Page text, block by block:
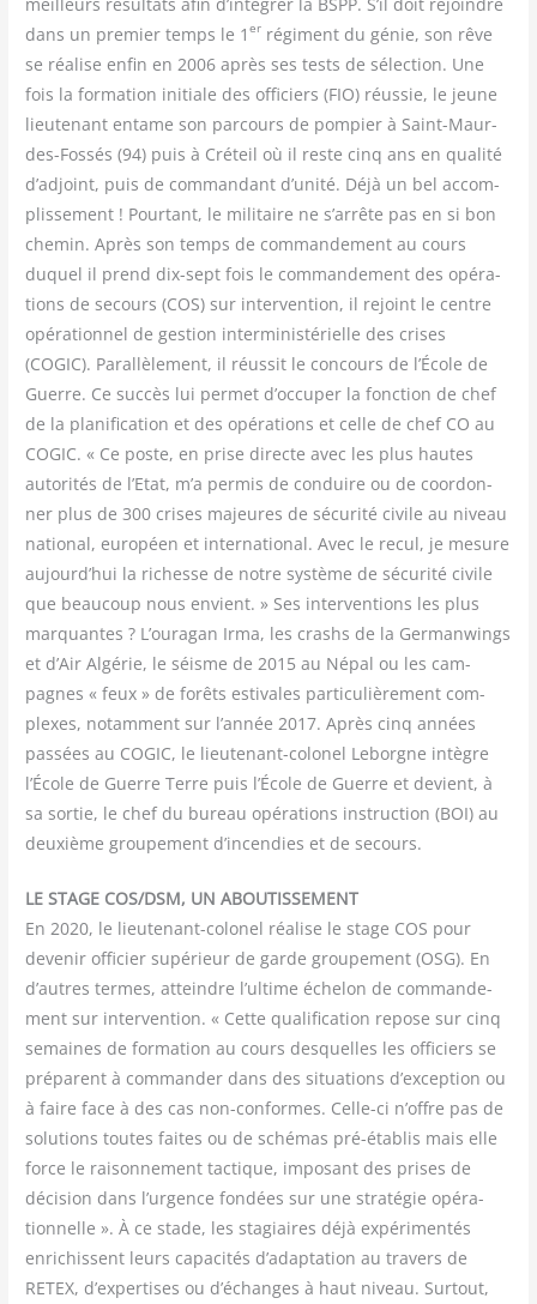
dans un pre­mier temps le 1er régi­ment du génie, son rêve
se réa­lise enfin en 2006 après ses tests de sélec­tion. Une
fois la for­ma­tion ini­tiale des offi­ciers (FIO) réus­sie, le jeune
lieu­te­nant entame son par­cours de pom­pier à Saint-Maur-
des-Fos­sés (94) puis à Cré­teil où il reste cinq ans en qua­li­té
d’adjoint, puis de com­man­dant d’unité. Déjà un bel accom­
plis­se­ment ! Pour­tant, le mili­taire ne s’arrête pas en si bon
che­min. Après son temps de com­man­de­ment au cours
duquel il prend dix-sept fois le com­man­de­ment des opé­ra­
tions de secours (COS) sur inter­ven­tion, il rejoint le centre
opé­ra­tion­nel de ges­tion inter­mi­nis­té­rielle des crises
(COGIC). Paral­lè­le­ment, il réus­sit le concours de l’École de
Guerre. Ce suc­cès lui per­met d’occuper la fonc­tion de chef
de la pla­ni­fi­ca­tion et des opé­ra­tions et celle de chef CO au
COGIC. « Ce poste, en prise directe avec les plus hautes
auto­ri­tés de l’Etat, m’a per­mis de conduire ou de coor­don­
ner plus de 300 crises majeures de sécu­ri­té civile au niveau
natio­nal, euro­péen et inter­na­tio­nal. Avec le recul, je mesure
aujourd’hui la richesse de notre sys­tème de sécu­ri­té civile
que beau­coup nous envient. » Ses inter­ven­tions les plus
mar­quantes ? L’ouragan Irma, les crashs de la Ger­man­wings
et d’Air Algé­rie, le séisme de 2015 au Népal ou les cam­
pagnes « feux » de forêts esti­vales par­ti­cu­liè­re­ment com­
plexes, notam­ment sur l’année 2017. Après cinq années
pas­sées au COGIC, le lieu­te­nant-colo­nel Leborgne intègre
l’École de Guerre Terre puis l’École de Guerre et devient, à
sa sor­tie, le chef du bureau opé­ra­tions ins­truc­tion (BOI) au
deuxième grou­pe­ment d’incendies et de secours.
LE STAGE COS/​DSM, UN ABOUTISSEMENT
En 2020, le lieu­te­nant-colo­nel réa­lise le stage COS pour
deve­nir offi­cier supé­rieur de garde grou­pe­ment (OSG). En
d’autres termes, atteindre l’ultime éche­lon de com­man­de­
ment sur inter­ven­tion. « Cette qua­li­fi­ca­tion repose sur cinq
semaines de for­ma­tion au cours des­quelles les offi­ciers se
pré­parent à com­man­der dans des situa­tions d’exception ou
à faire face à des cas non-conformes. Celle-ci n’offre pas de
solu­tions toutes faites ou de sché­mas pré-éta­blis mais elle
force le rai­son­ne­ment tac­tique, impo­sant des prises de
déci­sion dans l’urgence fon­dées sur une stra­té­gie opé­ra­
tion­nelle ». À ce stade, les sta­giaires déjà expé­ri­men­tés
enri­chissent leurs capa­ci­tés d’adaptation au tra­vers de
RETEX, d’expertises ou d’échanges à haut niveau. Sur­tout,